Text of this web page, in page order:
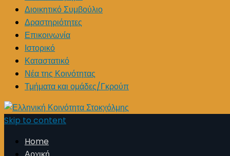
Διοικητικό Συμβούλιο
Δραστηριότητες
Επικοινωνία
Ιστορικό
Καταστατικό
Νέα της Κοινότητας
Τμήματα και ομάδες/Γκρούπ
Skip to content
Home